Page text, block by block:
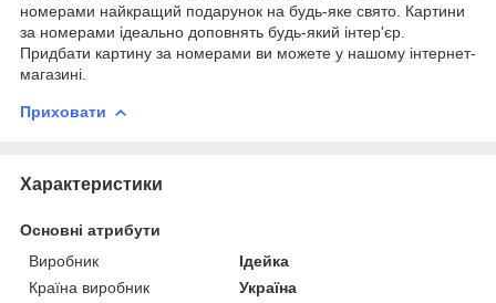
номерами найкращий подарунок на будь-яке свято. Картини
за номерами ідеально доповнять будь-який інтер'єр.
Придбати картину за номерами ви можете у нашому інтернет-
магазині.
Приховати
Характеристики
Основні атрибути
Виробник
Ідейка
Країна виробник
Україна